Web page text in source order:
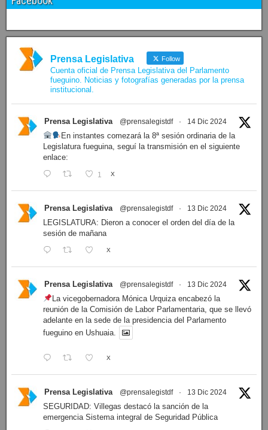
Prensa Legislativa Follow
Cuenta oficial de Prensa Legislativa del Parlamento
fueguino. Noticias y fotografías generadas por la prensa
institucional.
Prensa Legislativa @prensalegistdf · 14 Dic 2024
En instantes comezará la 8ª sesión ordinaria de la
Legislatura fueguina, seguí la transmisión en el siguiente
enlace:
1 X
Prensa Legislativa @prensalegistdf · 13 Dic 2024
LEGISLATURA: Dieron a conocer el orden del día de la
sesión de mañana
X
Prensa Legislativa @prensalegistdf · 13 Dic 2024
La vicegobernadora Mónica Urquiza encabezó la
reunión de la Comisión de Labor Parlamentaria, que se llevó
adelante en la sede de la presidencia del Parlamento
fueguino en Ushuaia.
X
Prensa Legislativa @prensalegistdf · 13 Dic 2024
SEGURIDAD: Villegas destacó la sanción de la
emergencia Sistema integral de Seguridad Pública